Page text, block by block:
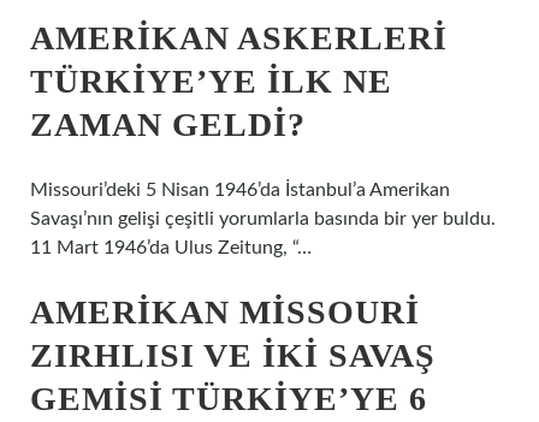
AMERIKAN ASKERLERI
TÜRKIYE’YE ILK NE
ZAMAN GELDI?
Missouri’deki 5 Nisan 1946’da İstanbul’a Amerikan
Savaşı’nın gelişi çeşitli yorumlarla basında bir yer buldu.
11 Mart 1946’da Ulus Zeitung, “…
AMERIKAN MISSOURI
ZIRHLISI VE IKI SAVAŞ
GEMISI TÜRKIYE’YE 6